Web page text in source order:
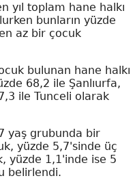
yıl toplam hane halkı
bunların yüzde
az bir çocuk
bulunan hane halkı
68,2 ile Şanlıurfa,
ile Tunceli olarak
yaş grubunda bir
yüzde 5,7'sinde üç
yüzde 1,1'inde ise 5
belirlendi.